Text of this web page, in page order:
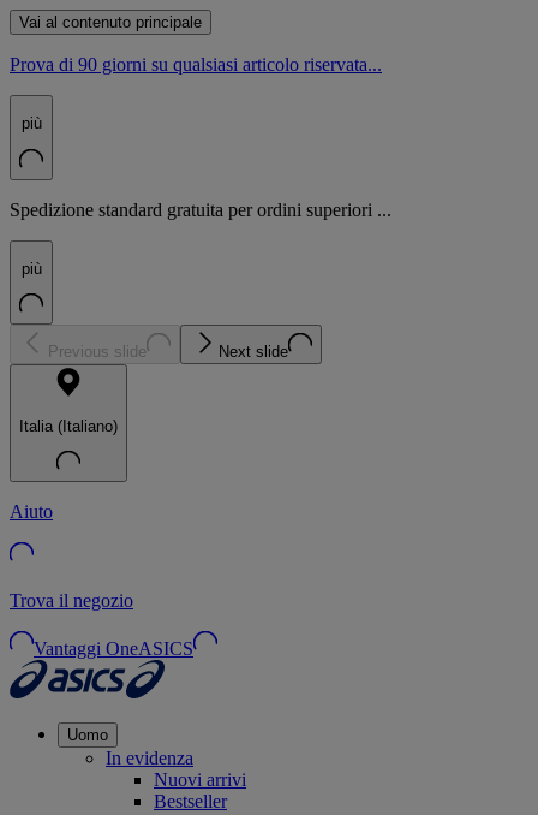
Vai al contenuto principale
Prova di 90 giorni su qualsiasi articolo riservata...
più
Spedizione standard gratuita per ordini superiori ...
più
Previous slide Next slide
Italia (Italiano)
Aiuto
Trova il negozio
Vantaggi OneASICS
Uomo
In evidenza
Nuovi arrivi
Bestseller